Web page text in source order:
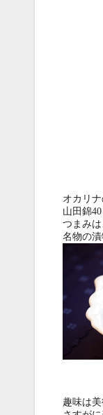
オカリ
山田錦
つまみ
名物の
趣味は